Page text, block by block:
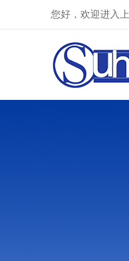
您好，欢迎进入